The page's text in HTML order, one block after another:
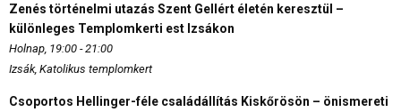
Zenés történelmi utazás Szent Gellért életén keresztül –
különleges Templomkerti est Izsákon
Holnap, 19:00 - 21:00
Izsák, Katolikus templomkert
Csoportos Hellinger-féle családállítás Kiskőrösön – önismereti